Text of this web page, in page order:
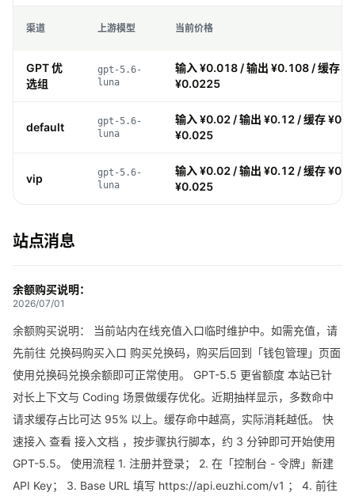
渠道 上游模型 当前价格
GPT 优
选组
gpt-5.6-
luna
输入 ¥0.018 / 输出 ¥0.108 / 缓存
¥0.0225
default
gpt-5.6-
luna
输入 ¥0.02 / 输出 ¥0.12 / 缓存
¥0.025
vip
gpt-5.6-
luna
输入 ¥0.02 / 输出 ¥0.12 / 缓存
¥0.025
站点消息
余额购买说明：
2026/07/01
余额购买说明： 当前站内在线充值入口临时维护中。如需充值，请
先前往 兑换码购买入口 购买兑换码，购买后回到「钱包管理」页面
使用兑换码兑换余额即可正常使用。 GPT-5.5 更省额度 本站已针
对长上下文与 Coding 场景做缓存优化。近期抽样显示，多数命中
请求缓存占比可达 95% 以上。缓存命中越高，实际消耗越低。 快
速接入 查看 接入文档 ，按步骤执行脚本，约 3 分钟即可开始使用
GPT-5.5。 使用流程 1. 注册并登录； 2. 在「控制台 - 令牌」新建
API Key； 3. Base URL 填写 https://api.euzhi.com/v1 ； 4. 前往